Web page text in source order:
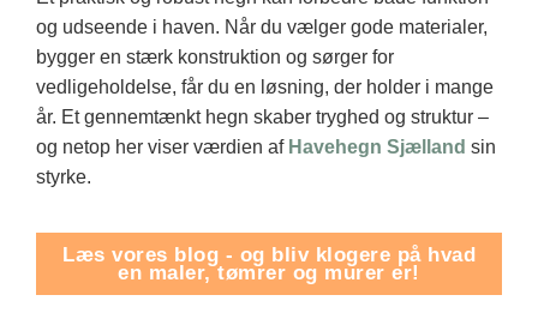
og udseende i haven. Når du vælger gode materialer,
bygger en stærk konstruktion og sørger for
vedligeholdelse, får du en løsning, der holder i mange
år. Et gennemtænkt hegn skaber tryghed og struktur –
og netop her viser værdien af Havehegn Sjælland sin
styrke.
Læs vores blog - og bliv klogere på hvad
en maler, tømrer og murer er!